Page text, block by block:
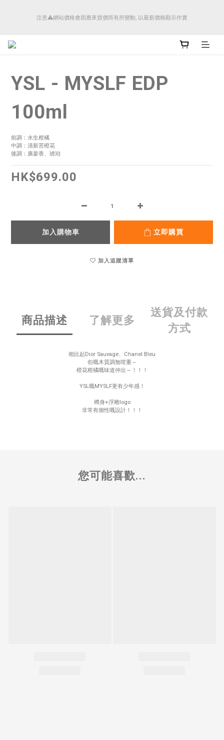
注意⚠️網站價格會因應來貨價而有所變動, 以最新價格顯示作實
順豐香港將於4月14日起減少SMS短訊發送, 所有快件自取訊息通知將全部改為透過官
YSL - MYSLF EDP
100ml
前調：水生柑橘
中調：清新苦橙花
後調：廣藿香、琥珀
HK$699.00
加入購物車 立即購買
加入追蹤清單
商品描述 了解更多
送貨及付款
方式
相比起Dior Sauvage、Chanel Bleu
佢嘅木質調無咁重～
橙花柑橘嘅味道仲出～！！！
YSL嘅MYSLF更有少年感！
樽身+浮雕logo
非常有個性嘅設計！！！
您可能喜歡...